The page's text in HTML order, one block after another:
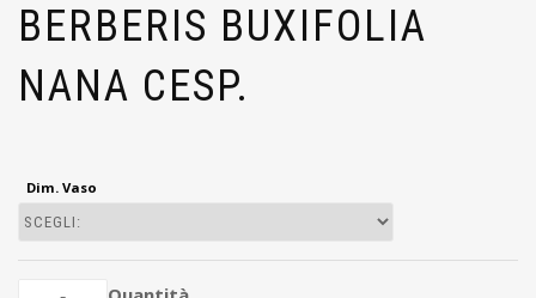
BERBERIS BUXIFOLIA
NANA CESP.
Dim. Vaso